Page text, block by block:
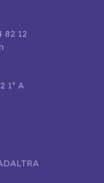
82 12
1º A